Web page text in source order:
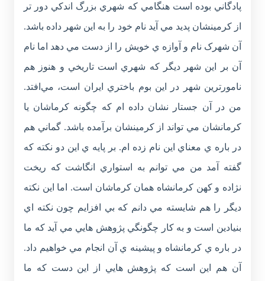
پادگاني بوده است هنگامي که شهري بزرگ اندکي دور تر
از کرمينشان پديد مي آيد نام خود را به اين شهر داده باشد.
آن شهرک نام و آوازه ي خويش را از دست مي دهد اما نام
آن بر اين شهر ديگر که شهري است تاريخي و هنوز هم
نامورترين شهر در اين بوم باختري ايران است، مي‌افتد.
من در آن جستار نشان داده ام که چگونه کرماشان يا
کرمانشان مي تواند از کرمينشان برآمده باشد. گماني هم
در باره ي معناي اين نام زده ام. بر پايه ي اين دو نکته که
گفته آمد من مي توانم به استواري انگاشت که ريخت
نژاده و کهن کرمانشاه همان کرماشان است. اما اين نکته
ديگر را هم شايسته مي دانم که بي افزايم چون نکته اي
بنيادين است و به کار چگونگي پژوهش هايي مي آيد که ما
در باره ي کرمانشاه و پيشينه ي آن انجام مي خواهيم داد.
آن هم اين است که پژوهش هايي از اين دست که ما